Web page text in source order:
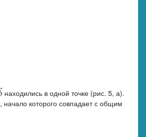
⃗
→находились в одной точке (рис. 5, а).
которого совпадает с общим